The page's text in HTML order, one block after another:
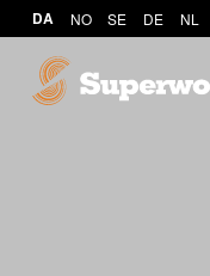
DA NO SE DE NL